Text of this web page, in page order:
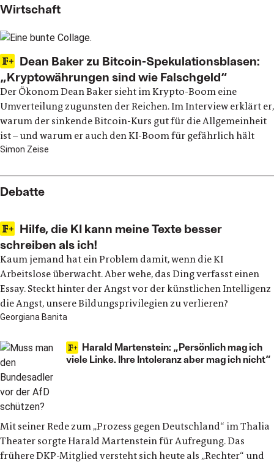
Wirtschaft
Dean Baker zu Bitcoin-Spekulationsblasen:
„Kryptowährungen sind wie Falschgeld“
Der Ökonom Dean Baker sieht im Krypto-Boom eine
Umverteilung zugunsten der Reichen. Im Interview erklärt er,
warum der sinkende Bitcoin-Kurs gut für die Allgemeinheit
ist – und warum er auch den KI-Boom für gefährlich hält
Simon Zeise
Debatte
Hilfe, die KI kann meine Texte besser
schreiben als ich!
Kaum jemand hat ein Problem damit, wenn die KI
Arbeitslose überwacht. Aber wehe, das Ding verfasst einen
Essay. Steckt hinter der Angst vor der künstlichen Intelligenz
die Angst, unsere Bildungsprivilegien zu verlieren?
Georgiana Banita
Harald Martenstein: „Persönlich mag ich
viele Linke. Ihre Intoleranz aber mag ich nicht“
Mit seiner Rede zum „Prozess gegen Deutschland“ im Thalia
Theater sorgte Harald Martenstein für Aufregung. Das
frühere DKP-Mitglied versteht sich heute als „Rechter“ und